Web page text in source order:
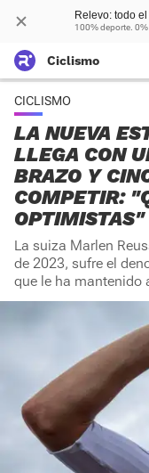
Relevo: todo
100% deporte.
Ciclismo
CICLISMO
LA NUEVA
LLEGA CON
BRAZO Y
COMPETIR:
OPTIMISTAS"
La suiza Marlen
de 2023, sufre el
que le ha mantenido